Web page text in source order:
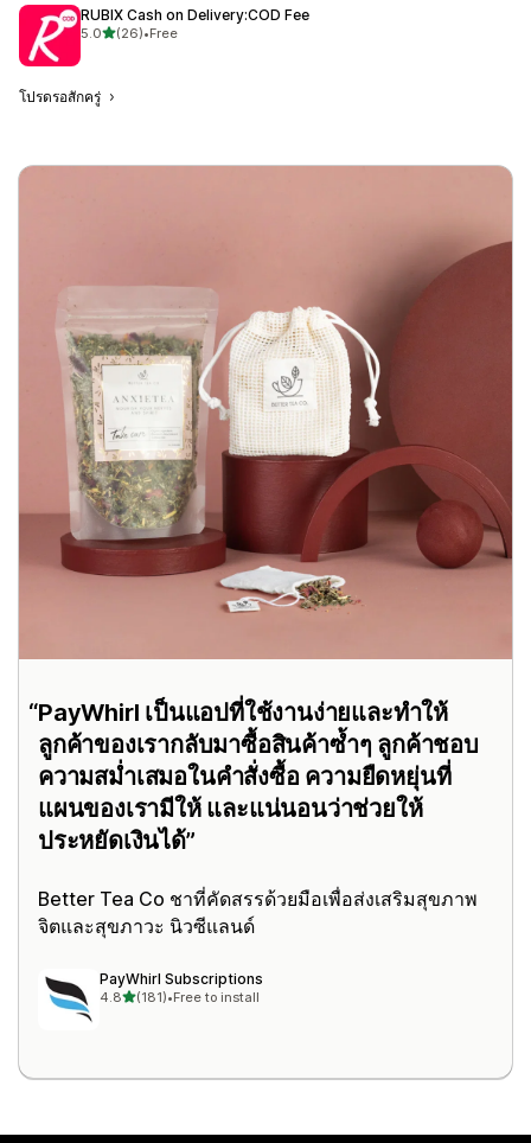
RUBIX Cash on Delivery:COD Fee
5.0เต็ม 5 ดาว
(26)
ทั้งหมด 26 รีวิว
•Free
โปรดรอสักครู่
PayWhirl เป็นแอปที่ใช้งานง่ายและทำให้
ลูกค้าของเรากลับมาซื้อสินค้าซ้ำๆ ลูกค้าชอบ
ความสม่ำเสมอในคำสั่งซื้อ ความยืดหยุ่นที่
แผนของเรามีให้ และแน่นอนว่าช่วยให้
ประหยัดเงินได้
Better Tea Co ชาที่คัดสรรด้วยมือเพื่อส่งเสริมสุขภาพ
จิตและสุขภาวะ นิวซีแลนด์
PayWhirl Subscriptions
4.8เต็ม 5 ดาว
(181)
ทั้งหมด 181 รีวิว
•Free to install